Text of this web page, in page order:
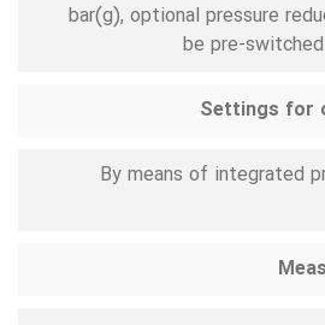
3 … 16 bar(g), optional pressure
be pre-
Settings for
By means of integrated